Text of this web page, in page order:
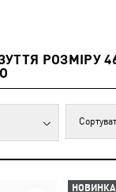
РОЗМІРУ
НОВИНКА